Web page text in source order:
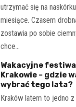
utrzymać się na
miesiące. Czasem
zostawia po sobie
chce…
Wakacyjne
Krakowie – gdzie
wybrać tego lata?
Kraków latem to jedno